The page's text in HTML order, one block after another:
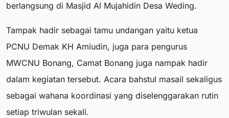
berlangsung di Masjid Al Mujahidin Desa Weding.
Tampak hadir sebagai tamu undangan yaitu ketua
PCNU Demak KH Amiudin, juga para pengurus
MWCNU Bonang, Camat Bonang juga nampak hadir
dalam kegiatan tersebut. Acara bahstul masail sekaligus
sebagai wahana koordinasi yang diselenggarakan rutin
setiap triwulan sekali.